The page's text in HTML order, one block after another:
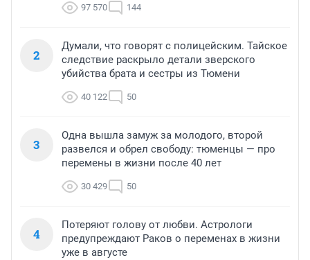
97 570 144
2
Думали, что говорят с полицейским. Тайское
следствие раскрыло детали зверского
убийства брата и сестры из Тюмени
40 122 50
3
Одна вышла замуж за молодого, второй
развелся и обрел свободу: тюменцы — про
перемены в жизни после 40 лет
30 429 50
4
Потеряют голову от любви. Астрологи
предупреждают Раков о переменах в жизни
уже в августе